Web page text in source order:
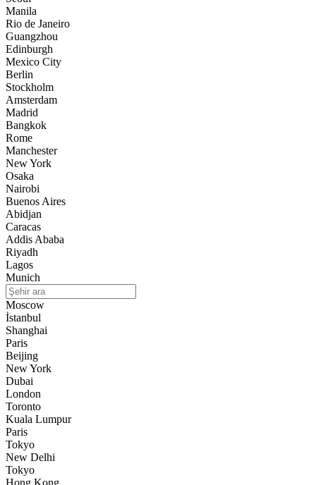
Manila
Rio de Janeiro
Guangzhou
Edinburgh
Mexico City
Berlin
Stockholm
Amsterdam
Madrid
Bangkok
Rome
Manchester
New York
Osaka
Nairobi
Buenos Aires
Abidjan
Caracas
Addis Ababa
Riyadh
Lagos
Munich
Moscow
İstanbul
Shanghai
Paris
Beijing
New York
Dubai
London
Toronto
Kuala Lumpur
Paris
Tokyo
New Delhi
Tokyo
Hong Kong